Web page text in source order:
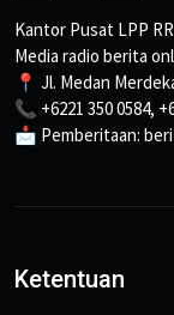
Kantor Pusat LPP
Media radio berita
📍 Jl. Medan
📞 +6221 350 0584,
📩 Pemberitaan:
Ketentuan